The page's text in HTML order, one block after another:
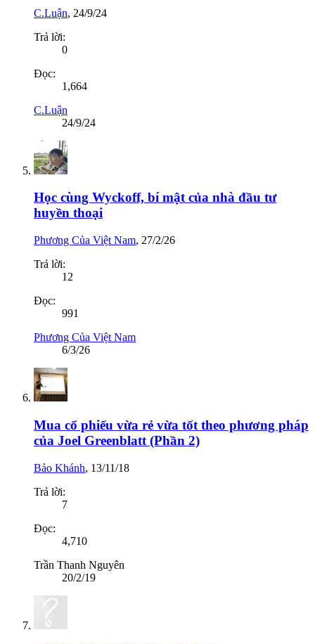
C.Luận, 24/9/24
Trả lời:
0
Đọc:
1,664
C.Luận
24/9/24
Học cùng Wyckoff, bí mật của nhà đầu tư
huyền thoại
Phương Của Việt Nam, 27/2/26
Trả lời:
12
Đọc:
991
Phương Của Việt Nam
6/3/26
Mua cổ phiếu vừa rẻ vừa tốt theo phương pháp
của Joel Greenblatt (Phần 2)
Bảo Khánh, 13/11/18
Trả lời:
7
Đọc:
4,710
Trần Thanh Nguyên
20/2/19